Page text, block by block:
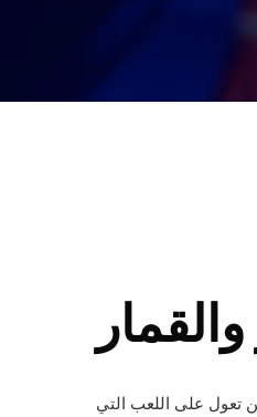
ولاكي 7 والتخلي عن المكاسب المرموقة في حين تعول على اللعب التي